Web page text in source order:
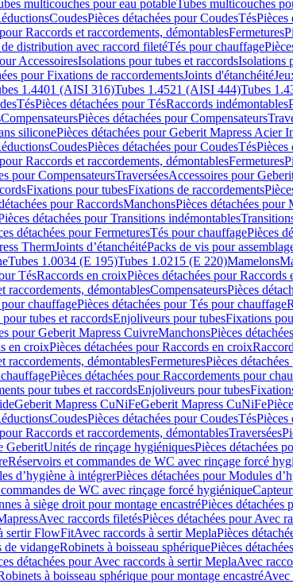
multicouches pour eau potableTubes multicouches
CoudesPièces détachées pour CoudesTésPièces
Raccords et raccordements, démontablesFermetures
distribution avec raccord filetéTés pour chauffage
AccessoiresIsolations pour tubes et raccordsIsolations
pour Fixations de raccordementsJoints d'étanchéité
1.4401 (AISI 316)Tubes 1.4521 (AISI 444)Tubes
TésPièces détachées pour TésRaccords indémontables
CompensateursPièces détachées pour Compensateurs
siliconePièces détachées pour Geberit Mapress Acier
CoudesPièces détachées pour CoudesTésPièces
Raccords et raccordements, démontablesFermetures
pour CompensateursTraverséesAccessoires pour
Fixations pour tubesFixations de raccordements
pour RaccordsManchonsPièces détachées pour
détachées pour Transitions indémontables
détachées pour FermeturesTés pour chauffagePièces
ThermJoints d’étanchéitéPacks de vis pour
Tubes 1.0034 (E 195)Tubes 1.0215 (E 220)Mamelons
TésRaccords en croixPièces détachées pour Raccords
raccordements, démontablesCompensateursPièces
chauffagePièces détachées pour Tés pour chauffage
tubes et raccordsEnjoliveurs pour tubesFixations
pour Geberit Mapress CuivreManchonsPièces
en croixPièces détachées pour Raccords en croix
raccordements, démontablesFermeturesPièces
Pièces détachées pour Raccordements pour
pour tubes et raccordsEnjoliveurs pour tubes
Geberit Mapress CuNiFeGeberit Mapress CuNiFe
CoudesPièces détachées pour CoudesTésPièces
Raccords et raccordements, démontablesTraversées
GeberitUnités de rinçage hygiéniquesPièces détachées
Réservoirs et commandes de WC avec rinçage forcé
d’hygiène à intégrerPièces détachées pour Modules
de WC avec rinçage forcé hygiénique
à siège droit pour montage encastréPièces détachées
Avec raccords filetésPièces détachées pour Avec
sertir FlowFitAvec raccords à sertir MeplaPièces
de vidangeRobinets à boisseau sphériquePièces
détachées pour Avec raccords à sertir MeplaAvec
à boisseau sphérique pour montage encastréAvec